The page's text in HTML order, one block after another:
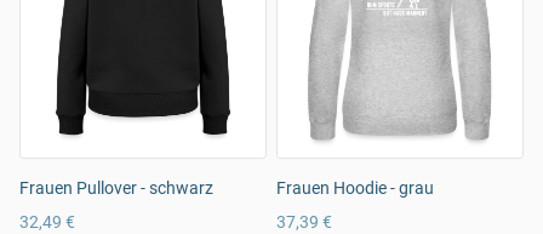
Frauen Pullover - schwarz
32,49 €
Frauen Hoodie - grau
37,39 €